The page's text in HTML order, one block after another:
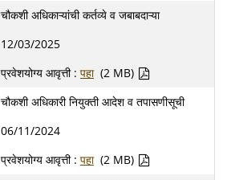
चौकशी अधिकाऱ्यांची कर्तव्ये व जबाबदाऱ्या
12/03/2025
प्रवेशयोग्य आवृत्ती : पहा (2 MB)
चौकशी अधिकारी नियुक्ती आदेश व तपासणीसूची
06/11/2024
प्रवेशयोग्य आवृत्ती : पहा (2 MB)